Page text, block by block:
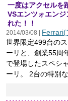
一度はアクセルを
VSエンツォエン
れた！！
2014/03/08 | Ferrari(
世界限定499台の
ーリと、創業55周
で登場したスペシ
ーリ。 2台の特別